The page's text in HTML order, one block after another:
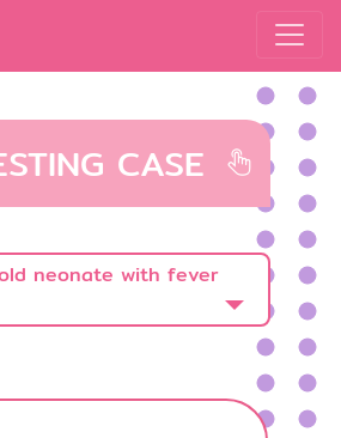
CASE
neonate with fever